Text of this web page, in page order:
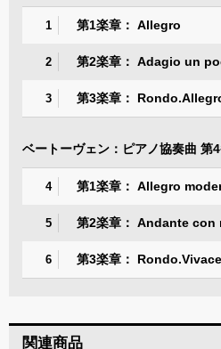
1 第1楽章： Allegro
2 第2楽章： Adagio un
3 第3楽章：
ベートーヴェン：ピアノ協奏曲 第
4 第1楽章： Allegro
5 第2楽章： Andante con
6 第3楽章： Rondo.Vivace
関連商品